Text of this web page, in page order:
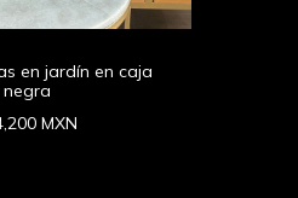
en jardín en caja
negra
MXN